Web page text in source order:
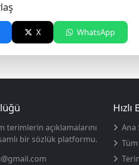
X WhatsApp
terimlerin açıklamalarını
bir sözlük platformu.
Ana